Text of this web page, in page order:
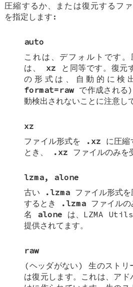
圧縮するか、または復元するフ
を指定します:
auto
これは、デフォルトです
は、 xz と同等です。復元
の形式は、自動的に
format=raw で作成される
動検出されないことに注意し
xz
ファイル形式を
.xz に圧縮
とき、
.xz ファイルのみを
lzma, alone
古い
.lzma ファイル形式
するとき
.lzma ファイル
名 alone は、LZMA Utils
提供されてます。
raw
(ヘッダがない) 生のストリ
は復元します。これは、ア